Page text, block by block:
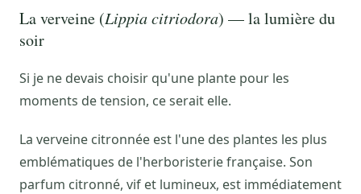
La verveine (Lippia citriodora) — la lumière du
soir
Si je ne devais choisir qu'une plante pour les
moments de tension, ce serait elle.
La verveine citronnée est l'une des plantes les plus
emblématiques de l'herboristerie française. Son
parfum citronné, vif et lumineux, est immédiatement